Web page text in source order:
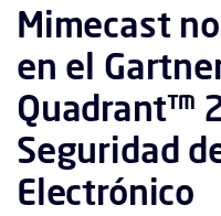
Mimecast
en el
Quadrant™
Seguridad
Electrónico